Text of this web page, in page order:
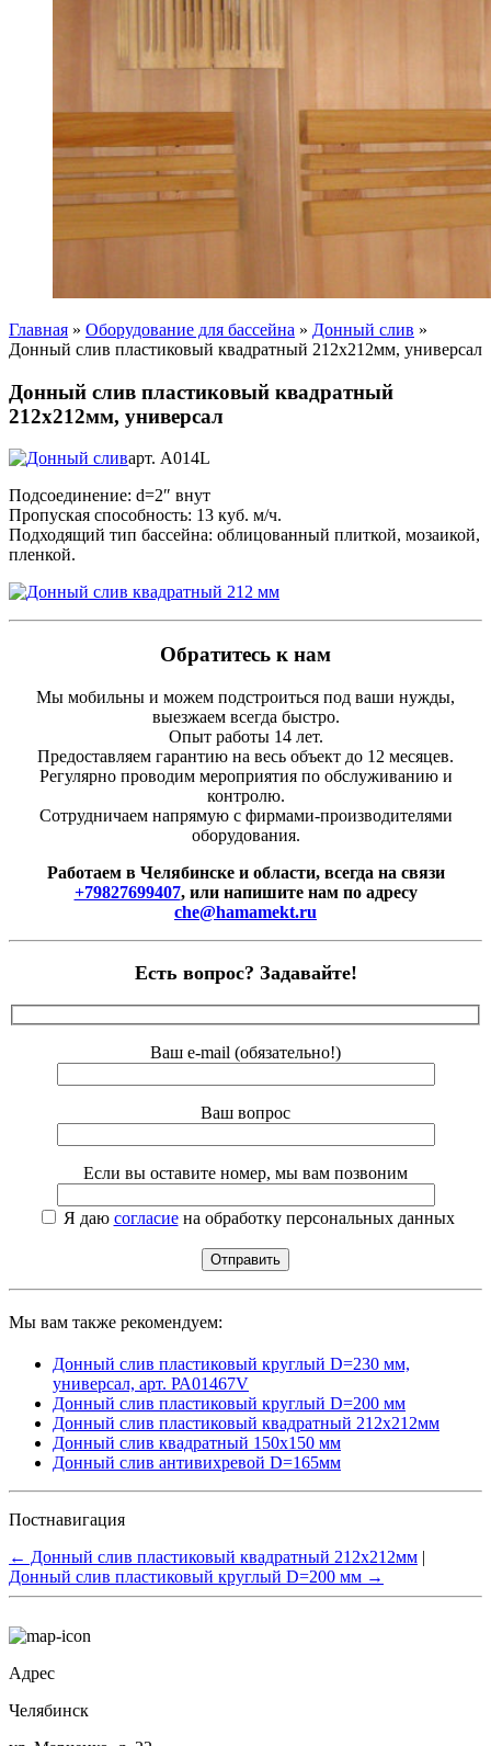
Главная » Оборудование для бассейна » Донный слив »
Донный слив пластиковый квадратный 212х212мм, универсал
Донный слив пластиковый квадратный
212х212мм, универсал
арт. А014L
Подсоединение: d=2″ внут
Пропуская способность: 13 куб. м/ч.
Подходящий тип бассейна: облицованный плиткой, мозаикой,
пленкой.
Обратитесь к нам
Мы мобильны и можем подстроиться под ваши нужды,
выезжаем всегда быстро.
Опыт работы 14 лет.
Предоставляем гарантию на весь объект до 12 месяцев.
Регулярно проводим мероприятия по обслуживанию и
контролю.
Сотрудничаем напрямую с фирмами-производителями
оборудования.
Работаем в Челябинске и области, всегда на связи
+79827699407, или напишите нам по адресу
che@hamamekt.ru
Есть вопрос? Задавайте!
Ваш e-mail (обязательно!)
Ваш вопрос
Если вы оставите номер, мы вам позвоним
Я даю согласиена обработку персональных данных
Мы вам также рекомендуем:
Донный слив пластиковый круглый D=230 мм,
универсал, арт. РА01467V
Донный слив пластиковый круглый D=200 мм
Донный слив пластиковый квадратный 212х212мм
Донный слив квадратный 150х150 мм
Донный слив антивихревой D=165мм
Постнавигация
← Донный слив пластиковый квадратный 212х212мм
Донный слив пластиковый круглый D=200 мм →
Адрес
Челябинск